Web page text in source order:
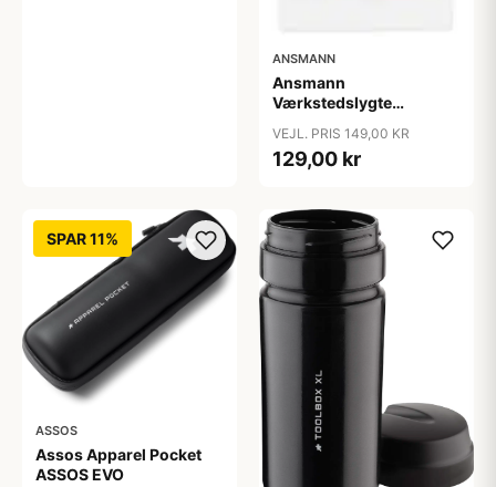
ANSMANN
Ansmann
Værkstedslygte
magnet
VEJL. PRIS 149,00 KR
129,00 kr
SPAR 11%
ASSOS
Assos Apparel Pocket
ASSOS EVO